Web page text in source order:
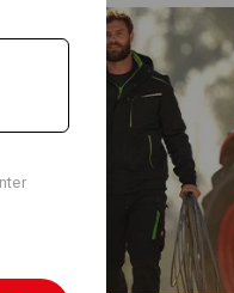
Wärmeschicht
für weitere Informationen.